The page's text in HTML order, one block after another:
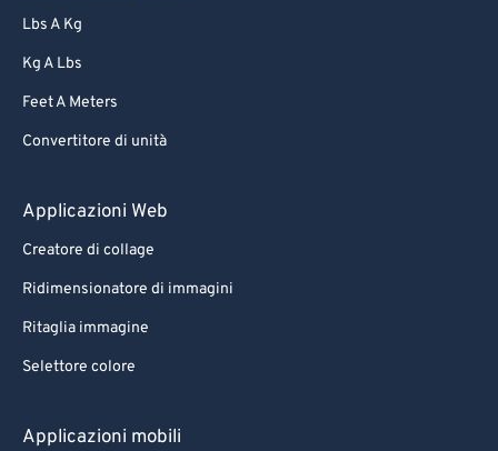
Lbs A Kg
Kg A Lbs
Feet A Meters
Convertitore di unità
Applicazioni Web
Creatore di collage
Ridimensionatore di immagini
Ritaglia immagine
Selettore colore
Applicazioni mobili